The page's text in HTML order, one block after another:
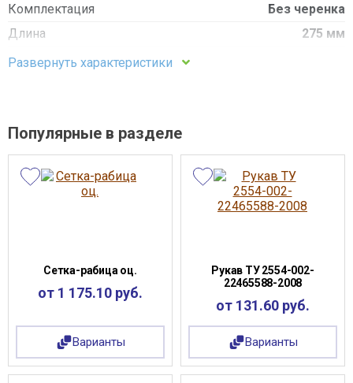
Комплектация
Без черенка
Длина
275 мм
Ширина
Развернуть характеристики
Популярные в разделе
Сетка-рабица оц.
от 1 175.10 руб.
Варианты
Рукав ТУ 2554-002-
22465588-2008
от 131.60 руб.
Варианты